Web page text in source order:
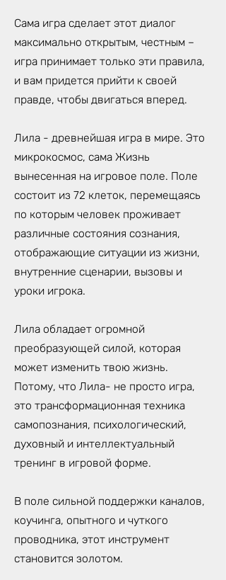
Сама игра сделает этот диалог
максимально открытым, честным –
игра принимает только эти правила,
и вам придется прийти к своей
правде, чтобы двигаться вперед.
Лила - древнейшая игра в мире. Это
микрокосмос, сама Жизнь
вынесенная на игровое поле. Поле
состоит из 72 клеток, перемещаясь
по которым человек проживает
различные состояния сознания,
отображающие ситуации из жизни,
внутренние сценарии, вызовы и
уроки игрока.
Лила обладает огромной
преобразующей силой, которая
может изменить твою жизнь.
Потому, что Лила- не просто игра,
это трансформационная техника
самопознания, психологический,
духовный и интеллектуальный
тренинг в игровой форме.
В поле сильной поддержки каналов,
коучинга, опытного и чуткого
проводника, этот инструмент
становится золотом.